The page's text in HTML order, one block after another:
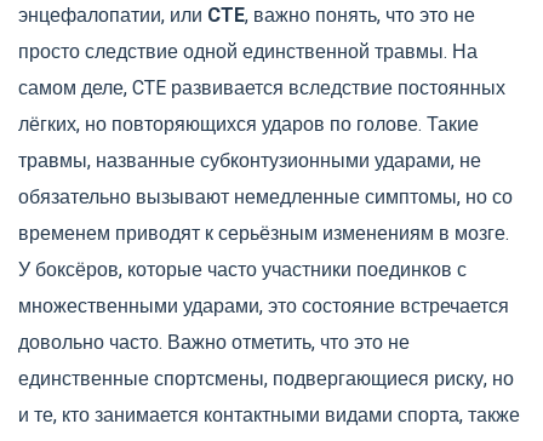
энцефалопатии, или CTE, важно понять, что это не
просто следствие одной единственной травмы. На
самом деле, CTE развивается вследствие постоянных
лёгких, но повторяющихся ударов по голове. Такие
травмы, названные субконтузионными ударами, не
обязательно вызывают немедленные симптомы, но со
временем приводят к серьёзным изменениям в мозге.
У боксёров, которые часто участники поединков с
множественными ударами, это состояние встречается
довольно часто. Важно отметить, что это не
единственные спортсмены, подвергающиеся риску, но
и те, кто занимается контактными видами спорта, также